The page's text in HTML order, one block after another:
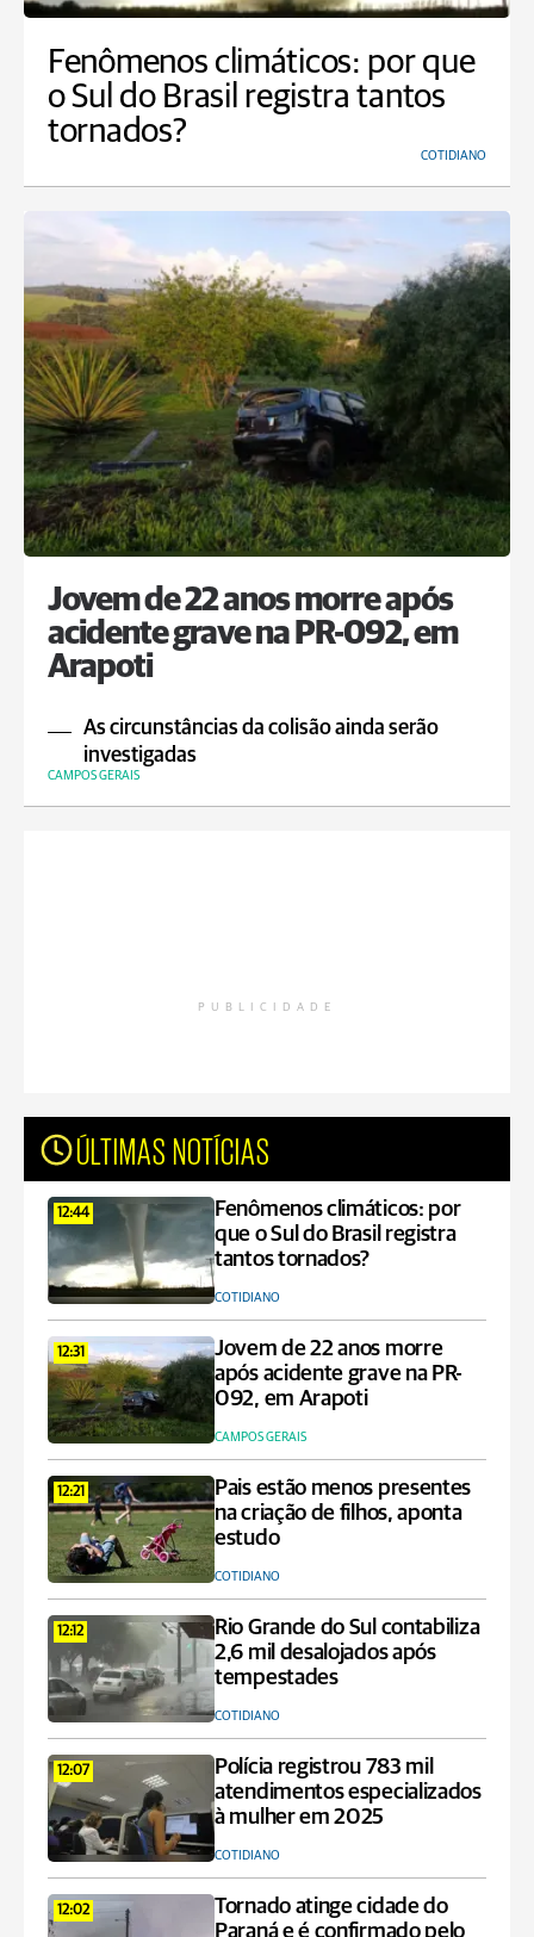
Fenômenos climáticos: por que
o Sul do Brasil registra tantos
tornados?
COTIDIANO
Jovem de 22 anos morre após
acidente grave na PR-092, em
Arapoti
As circunstâncias da colisão ainda serão
investigadas
CAMPOS GERAIS
PUBLICIDADE
ÚLTIMAS NOTÍCIAS
12:44
Fenômenos climáticos: por
que o Sul do Brasil registra
tantos tornados?
COTIDIANO
12:31
Jovem de 22 anos morre
após acidente grave na PR-
092, em Arapoti
CAMPOS GERAIS
12:21
Pais estão menos presentes
na criação de filhos, aponta
estudo
COTIDIANO
12:12
Rio Grande do Sul contabiliza
2,6 mil desalojados após
tempestades
COTIDIANO
12:07
Polícia registrou 783 mil
atendimentos especializados
à mulher em 2025
COTIDIANO
12:02
Tornado atinge cidade do
Paraná e é confirmado pelo